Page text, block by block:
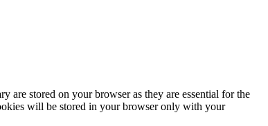
are stored on your browser as they are essential for the
will be stored in your browser only with your